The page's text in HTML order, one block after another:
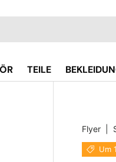
TEILE
Flyer
Um